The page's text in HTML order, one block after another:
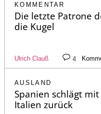
KOMMENTAR
Die letzte Patrone
die Kugel
Ulrich Clauß 4
AUSLAND
Spanien schlägt
Italien zurück